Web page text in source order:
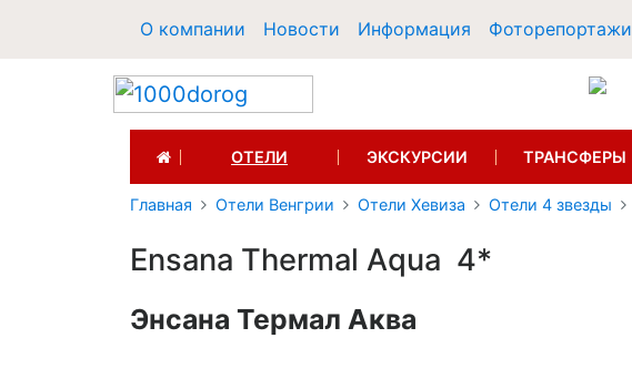
О компании Новости Информация Фоторепортажи
(CURRENT)ОТЕЛИ ЭКСКУРСИИ ТРАНСФЕРЫ
Главная Отели Венгрии Отели Хевиза Отели 4 звезды
Ensana Thermal Aqua 4*
Энcaнa Термал Аква